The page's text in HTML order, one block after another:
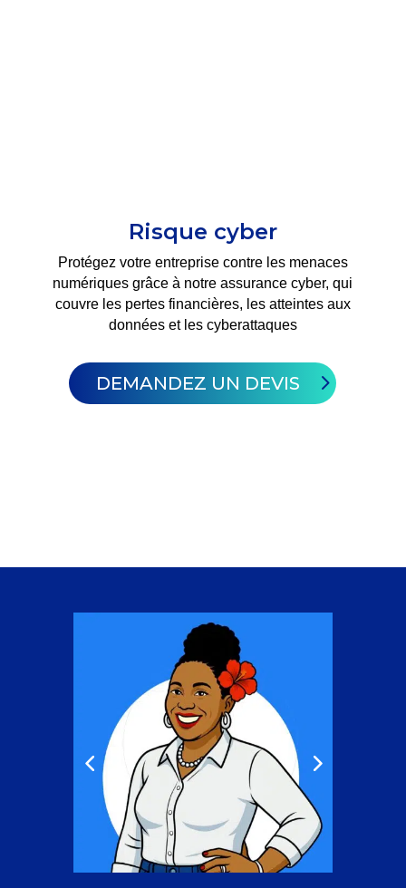
Risque cyber
Protégez votre entreprise contre les menaces
numériques grâce à notre assurance cyber, qui
couvre les pertes financières, les atteintes aux
données et les cyberattaques
DEMANDEZ UN DEVIS